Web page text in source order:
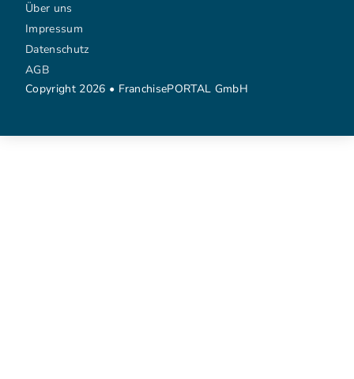
Copyright 2026 • FranchisePORTAL GmbH
Über uns
Impressum
Datenschutz
AGB